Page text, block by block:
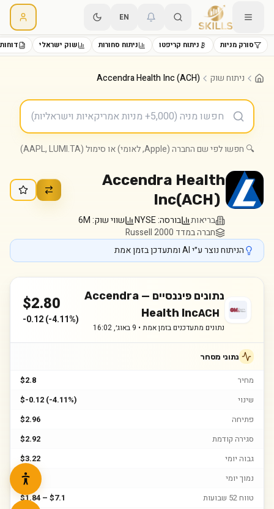
EN
סורק מניות ניתוח קריפטו ניתוח סחורות שוק ישראלי
ניתוח שוק Accendra Health Inc (ACH)
🔍 חפשו לפי שם החברה (Apple, לאומי) או סימול (AAPL, LUMI.TA)
Accendra Health
Inc(ACH)
בריאות בורסה:NYSE שווי שוק:6M
חברה במדד Russell 2000
הניתוח נוצר ע״י AI ומתעדכן בזמן אמת
נתונים פיננסיים — Accendra
Health IncACH
נתונים מתעדכנים בזמן אמת • 9 באוג׳, 16:02
$2.80
-0.12(-4.11%)
נתוני מסחר
מחיר
$2.8
שינוי
$-0.12 (-4.11%)
פתיחה
$2.96
סגירה קודמת
$2.92
גבוה יומי
$3.22
נמוך יומי
$2.75
טווח 52 שבועות
$1.84 – $7.1